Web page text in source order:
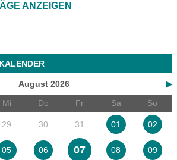
ANZEIGEN
▶
August 2026
Mi Do Fr Sa So
29 30 31 01 02
05 06 07 08 09